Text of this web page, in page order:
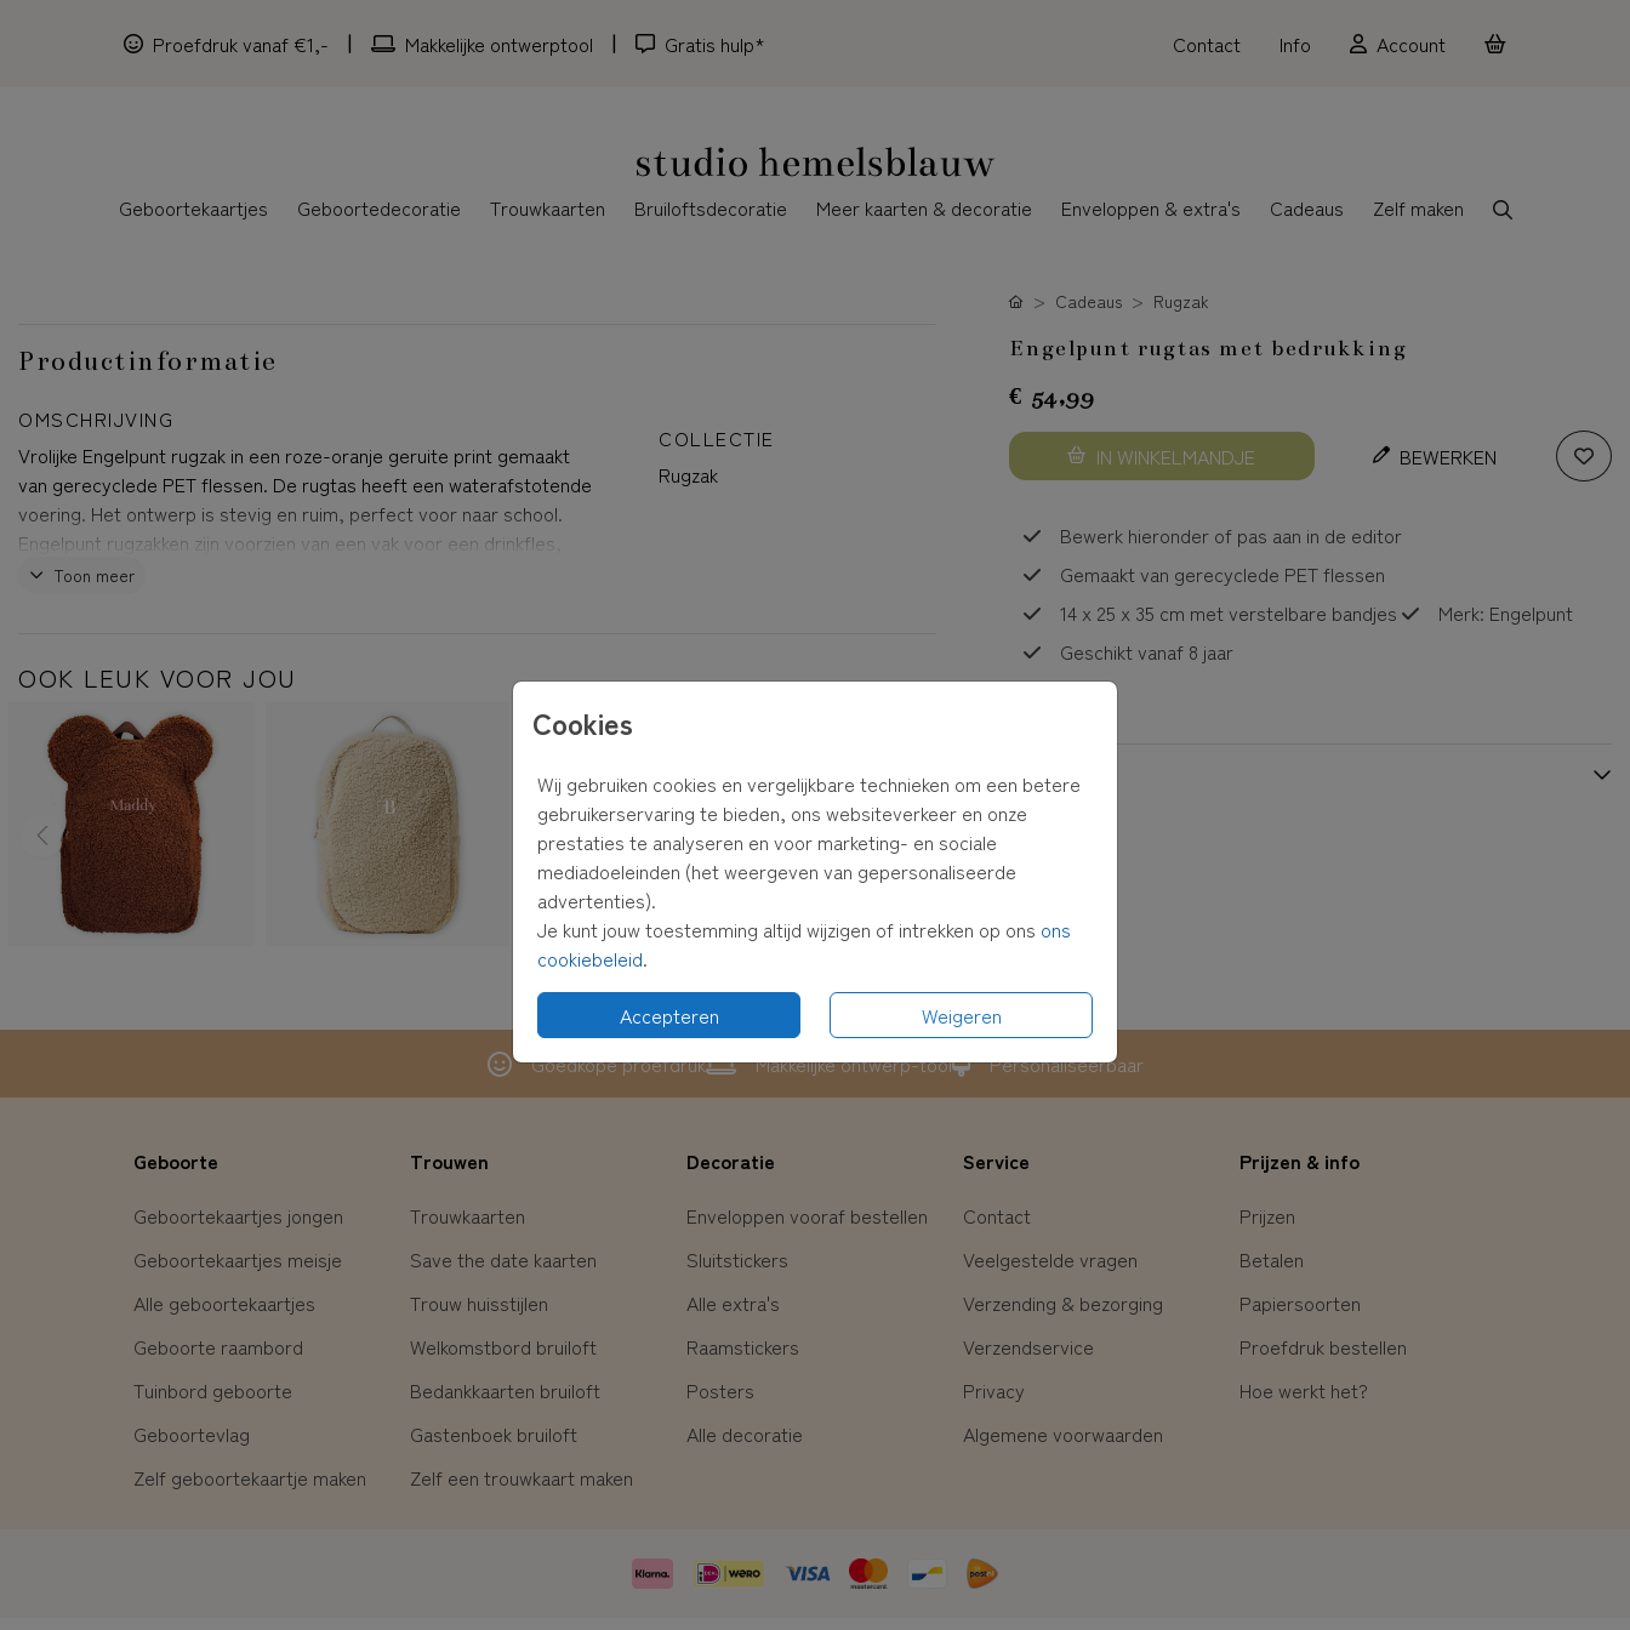
Proefdruk vanaf €1,- Makkelijke ontwerptool Gratis hulp* Contact Info Account
Geboortekaartjes Geboortedecoratie Trouwkaarten Bruiloftsdecoratie Meer kaarten & decoratie Enveloppen & extra's Cadeaus Zelf maken
Cookies
Wij gebruiken cookies en vergelijkbare technieken om een betere
gebruikerservaring te bieden, ons websiteverkeer en onze
prestaties te analyseren en voor marketing- en sociale
mediadoeleinden (het weergeven van gepersonaliseerde
advertenties).
Je kunt jouw toestemming altijd wijzigen of intrekken op ons ons
cookiebeleid.
Accepteren
Weigeren
Productinformatie
OMSCHRIJVING
Vrolijke Engelpunt rugzak in een roze-oranje geruite print gemaakt
van gerecyclede PET flessen. De rugtas heeft een waterafstotende
voering. Het ontwerp is stevig en ruim, perfect voor naar school.
Engelpunt rugzakken zijn voorzien van een vak voor een drinkfles,
heeft verstelbare banden en een extra binnenvak om je spullen goed
Toon meer
COLLECTIE
Rugzak
OOK LEUK VOOR JOU
Cadeaus Rugzak
Engelpunt rugtas met bedrukking
€ 54,99
IN WINKELMANDJE BEWERKEN
Bewerk hieronder of pas aan in de editor
Gemaakt van gerecyclede PET flessen
14 x 25 x 35 cm met verstelbare bandjes
Merk: Engelpunt
Geschikt vanaf 8 jaar
Prijzen
Goedkope proefdruk Makkelijke ontwerp-tool Personaliseerbaar
Geboorte
Geboortekaartjes jongen
Geboortekaartjes meisje
Alle geboortekaartjes
Geboorte raambord
Tuinbord geboorte
Geboortevlag
Zelf geboortekaartje maken
Trouwen
Trouwkaarten
Save the date kaarten
Trouw huisstijlen
Welkomstbord bruiloft
Bedankkaarten bruiloft
Gastenboek bruiloft
Zelf een trouwkaart maken
Decoratie
Enveloppen vooraf bestellen
Sluitstickers
Alle extra's
Raamstickers
Posters
Alle decoratie
Service
Contact
Veelgestelde vragen
Verzending & bezorging
Verzendservice
Privacy
Algemene voorwaarden
Prijzen & info
Prijzen
Betalen
Papiersoorten
Proefdruk bestellen
Hoe werkt het?